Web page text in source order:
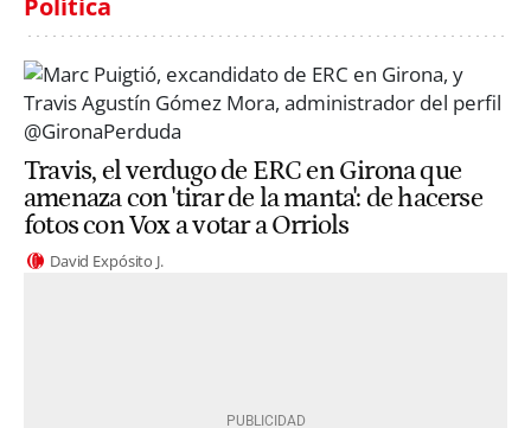
Política
Travis, el verdugo de ERC en Girona que
amenaza con 'tirar de la manta': de hacerse
fotos con Vox a votar a Orriols
David Expósito J.